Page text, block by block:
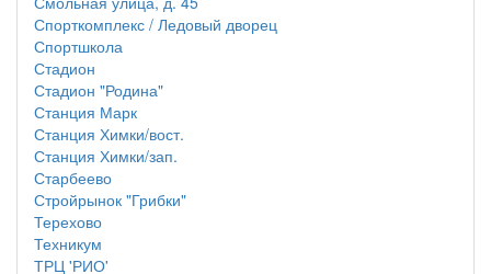
Спорткомплекс / Ледовый дворец
Спортшкола
Стадион
Стадион "Родина"
Станция Марк
Станция Химки/вост.
Станция Химки/зап.
Старбеево
Стройрынок "Грибки"
Терехово
Техникум
ТРЦ 'РИО'